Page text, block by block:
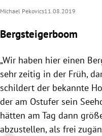
Michael Pekovics11.08.2019
Bergsteigerboom
„Wir haben hier einen
sehr zeitig in der Früh,
schildert der bekannte
der am Ostufer sein
hätten am Tag dann
abzustellen, als frei